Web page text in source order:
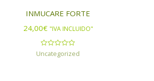
INMUCARE FORTE
24,00€ "IVA INCLUIDO"
Valorado
con
Uncategorized